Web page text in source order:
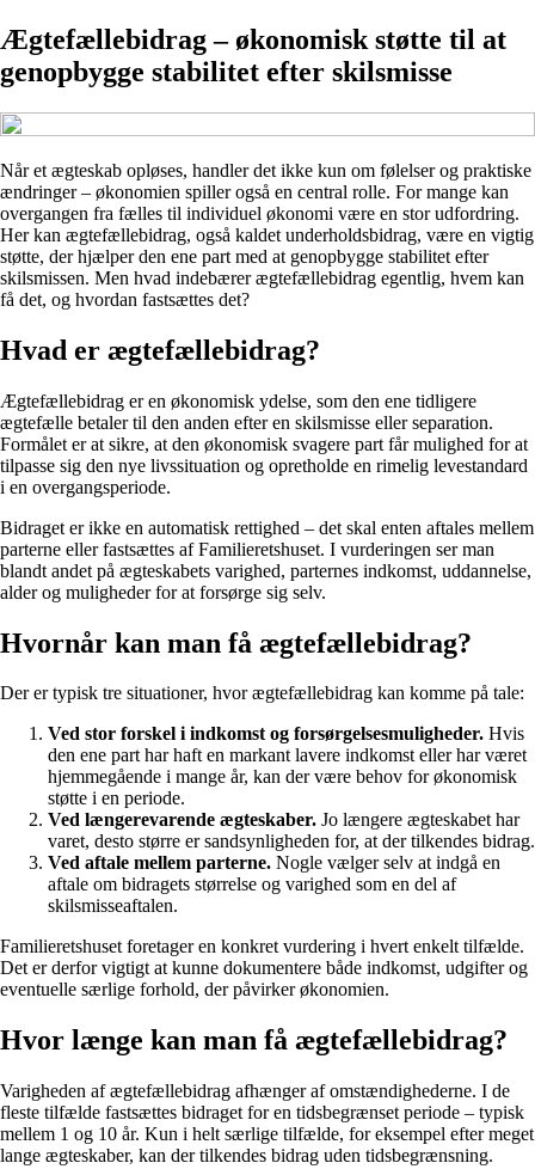
Ægtefællebidrag – økonomisk støtte til at
genopbygge stabilitet efter skilsmisse
Når et ægteskab opløses, handler det ikke kun om følelser og praktiske
ændringer – økonomien spiller også en central rolle. For mange kan
overgangen fra fælles til individuel økonomi være en stor udfordring.
Her kan ægtefællebidrag, også kaldet underholdsbidrag, være en vigtig
støtte, der hjælper den ene part med at genopbygge stabilitet efter
skilsmissen. Men hvad indebærer ægtefællebidrag egentlig, hvem kan
få det, og hvordan fastsættes det?
Hvad er ægtefællebidrag?
Ægtefællebidrag er en økonomisk ydelse, som den ene tidligere
ægtefælle betaler til den anden efter en skilsmisse eller separation.
Formålet er at sikre, at den økonomisk svagere part får mulighed for at
tilpasse sig den nye livssituation og opretholde en rimelig levestandard
i en overgangsperiode.
Bidraget er ikke en automatisk rettighed – det skal enten aftales mellem
parterne eller fastsættes af Familieretshuset. I vurderingen ser man
blandt andet på ægteskabets varighed, parternes indkomst, uddannelse,
alder og muligheder for at forsørge sig selv.
Hvornår kan man få ægtefællebidrag?
Der er typisk tre situationer, hvor ægtefællebidrag kan komme på tale:
Ved stor forskel i indkomst og forsørgelsesmuligheder. Hvis
den ene part har haft en markant lavere indkomst eller har været
hjemmegående i mange år, kan der være behov for økonomisk
støtte i en periode.
Ved længerevarende ægteskaber. Jo længere ægteskabet har
varet, desto større er sandsynligheden for, at der tilkendes bidrag.
Ved aftale mellem parterne. Nogle vælger selv at indgå en
aftale om bidragets størrelse og varighed som en del af
skilsmisseaftalen.
Familieretshuset foretager en konkret vurdering i hvert enkelt tilfælde.
Det er derfor vigtigt at kunne dokumentere både indkomst, udgifter og
eventuelle særlige forhold, der påvirker økonomien.
Hvor længe kan man få ægtefællebidrag?
Varigheden af ægtefællebidrag afhænger af omstændighederne. I de
fleste tilfælde fastsættes bidraget for en tidsbegrænset periode – typisk
mellem 1 og 10 år. Kun i helt særlige tilfælde, for eksempel efter meget
lange ægteskaber, kan der tilkendes bidrag uden tidsbegrænsning.